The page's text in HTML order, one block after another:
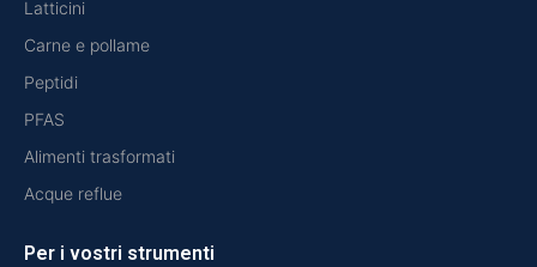
Latticini
Carne e pollame
Peptidi
PFAS
Alimenti trasformati
Acque reflue
Per i vostri strumenti